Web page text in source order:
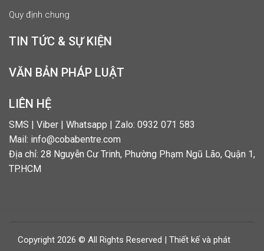
Quy định chung
TIN TỨC & SỰ KIỆN
VĂN BẢN PHÁP LUẬT
LIÊN HỆ
SMS | Viber | Whatsapp | Zalo: 0932 071 583
Mail: info@cobabentre.com
Địa chỉ: 28 Nguyễn Cư Trinh, Phường Phạm Ngũ Lão, Quận 1,
TP.HCM
Copyright 2026 © All Rights Reserved | Thiết kế và phát